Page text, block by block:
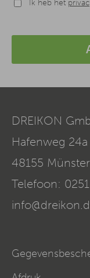
Ik heb het
DREIKON
Hafenweg 24a
48155 Münster
Telefoon: